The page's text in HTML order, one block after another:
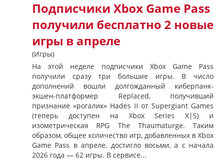
Подписчики Xbox Game Pass
получили бесплатно 2 новые
игры в апреле
(Игры)
На этой неделе подписчики Xbox Game Pass
получили сразу три большие игры. В число
дополнений вошли долгожданный киберпанк-
экшен-платформер Replaced, получивший
признание «рогалик» Hades II от Supergiant Games
(теперь доступен на Xbox Series X|S) и
изометрическая RPG The Thaumaturge. Таким
образом, общее количество игр, добавленных в Xbox
Game Pass в апреле, достигло восьми, а с начала
2026 года — 62 игры. В сервисе...